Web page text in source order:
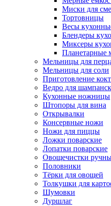
Миски для
Тортовницы
Весы
Блендеры
Миксеры
Планетарные
Мельницы для
Мельницы для соли
Приготовление
Ведро для
Кухонные ножницы
Штопоры для вина
Открывалки
Консервные ножи
Ножи для пиццы
Ложки поварские
Лопатки поварские
Овощечистки
Половники
Тёрки для овощей
Толкушки для
Шумовки
Дуршлаг